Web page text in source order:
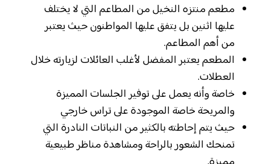
مطعم منتزه النخيل من المطاعم التي لا يختلف
عليها اثنين بل يتفق عليها المواطنون حيث يعتبر
من أهم المطاعم.
المطعم يعتبر المفضل لأغلب العائلات لزيارته خلال
العطلات.
خاصة وأنه يعمل على توفير الجلسات المميزة
والمريحة خاصة الموجودة على تراس خارجي
حيث يتم إحاطته بالكثير من النباتات النادرة التي
تمنحك الشعور بالراحة ومشاهدة مناظر طبيعية